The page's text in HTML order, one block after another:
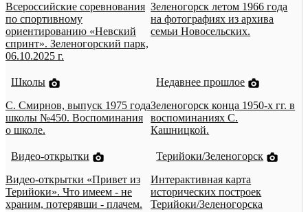
Всероссийские соревнования
по спортивному
ориентированию «Невский
спринт». Зеленогорский парк,
06.10.2025 г.
Зеленогорск летом 1966 года
на фотографиях из архива
семьи Новосельских.
Школы
С. Смирнов, выпуск 1975 года
школы №450. Воспоминания
о школе.
Недавнее прошлое
Зеленогорск конца 1950-х гг. в
воспоминаниях С.
Кашницкой.
Видео-открытки
Видео-открытки «Привет из
Терийоки». Что имеем - не
храним, потерявши - плачем.
Терийоки/Зеленогорск
Интерактивная карта
исторических построек
Терийоки/Зеленогорска